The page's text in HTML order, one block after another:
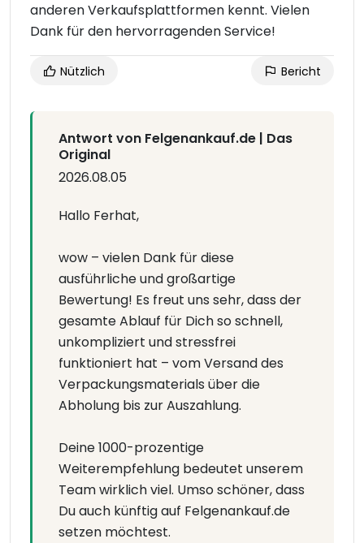
anderen Verkaufsplattformen kennt. Vielen
Dank für den hervorragenden Service!
Nützlich Bericht
Antwort von Felgenankauf.de | Das
Original
2026.08.05
Hallo Ferhat,
wow – vielen Dank für diese
ausführliche und großartige
Bewertung! Es freut uns sehr, dass der
gesamte Ablauf für Dich so schnell,
unkompliziert und stressfrei
funktioniert hat – vom Versand des
Verpackungsmaterials über die
Abholung bis zur Auszahlung.
Deine 1000-prozentige
Weiterempfehlung bedeutet unserem
Team wirklich viel. Umso schöner, dass
Du auch künftig auf Felgenankauf.de
setzen möchtest.